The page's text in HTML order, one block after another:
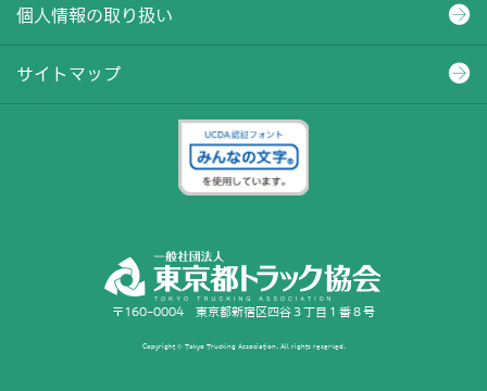
個人情報の取り扱い
サイトマップ
〒160-0004 東京都新宿区四谷３丁目１番８号
Copyright © Tokyo Trucking Association. All rights reserved.